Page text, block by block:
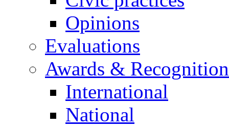
Opinions
Evaluations
Awards &
International
National